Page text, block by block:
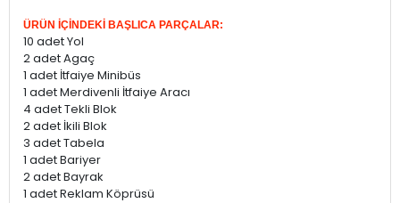
ÜRÜN İÇİNDEKİ BAŞLICA PARÇALAR:
10 adet Yol
2 adet Agaç
1 adet İtfaiye Minibüs
1 adet Merdivenli İtfaiye Aracı
4 adet Tekli Blok
2 adet İkili Blok
3 adet Tabela
1 adet Bariyer
2 adet Bayrak
1 adet Reklam Köprüsü